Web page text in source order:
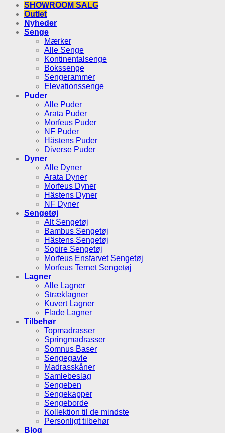
SHOWROOM SALG
Outlet
Nyheder
Senge
Mærker
Alle Senge
Kontinentalsenge
Bokssenge
Sengerammer
Elevationssenge
Puder
Alle Puder
Arata Puder
Morfeus Puder
NF Puder
Hästens Puder
Diverse Puder
Dyner
Alle Dyner
Arata Dyner
Morfeus Dyner
Hästens Dyner
NF Dyner
Sengetøj
Alt Sengetøj
Bambus Sengetøj
Hästens Sengetøj
Sopire Sengetøj
Morfeus Ensfarvet Sengetøj
Morfeus Ternet Sengetøj
Lagner
Alle Lagner
Stræklagner
Kuvert Lagner
Flade Lagner
Tilbehør
Topmadrasser
Springmadrasser
Somnus Baser
Sengegavle
Madrasskåner
Samlebeslag
Sengeben
Sengekapper
Sengeborde
Kollektion til de mindste
Personligt tilbehør
Blog